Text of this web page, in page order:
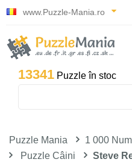
www.Puzzle-Mania.ro
13341 Puzzle în stoc
Puzzle Mania 1 000
Puzzle Câini
Steve